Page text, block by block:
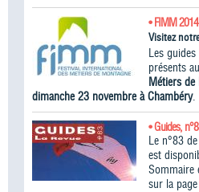
• FIMM 2014
Visitez
Les
présents au
Métiers
dimanche 23 novembre à Chambéry.
• Guides,
Le n°83
est
Sommaire
sur la